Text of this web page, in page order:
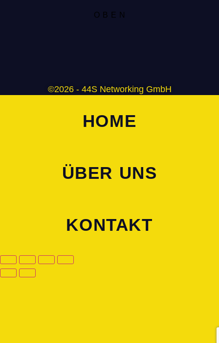
O B E N
©2026 - 44S Networking GmbH
HOME
ÜBER UNS
KONTAKT